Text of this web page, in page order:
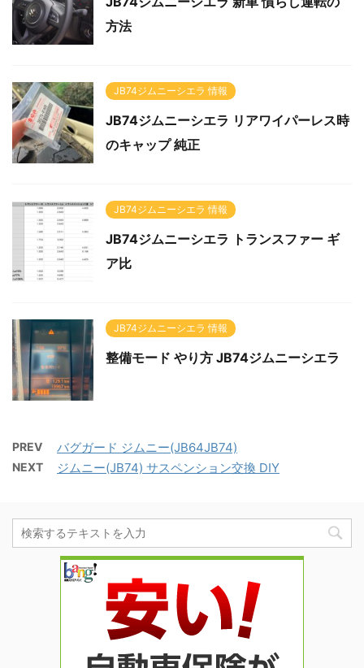
方法
JB74ジムニーシエラ 情報
JB74ジムニーシエラ リアワイパーレス時
のキャップ 純正
JB74ジムニーシエラ 情報
JB74ジムニーシエラ トランスファー ギ
ア比
JB74ジムニーシエラ 情報
整備モード やり方 JB74ジムニーシエラ
PREV バグガード ジムニー(JB64JB74)
NEXT ジムニー(JB74) サスペンション交換 DIY